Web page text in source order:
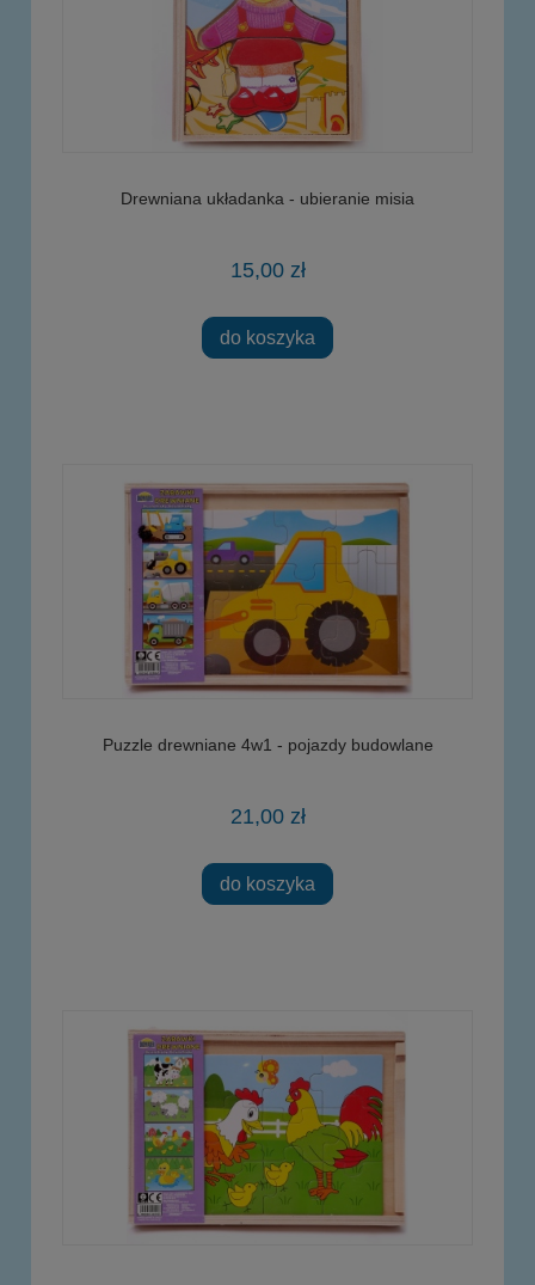
Drewniana układanka - ubieranie misia
15,00 zł
do koszyka
Puzzle drewniane 4w1 - pojazdy budowlane
21,00 zł
do koszyka